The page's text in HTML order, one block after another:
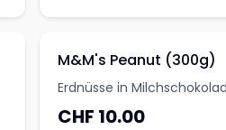
M&M's Peanut (300g)
Erdnüsse in
CHF 10.00